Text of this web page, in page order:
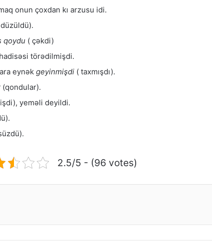
onun çoxdan kı arzusu idi.
qoydu ( çəkdi)
törədilmişdi.
eynək geyinmişdi ( taxmışdı).
(qondular).
yeməli deyildi.
2.5/5 - (96 votes)
Ana dilimiz haqqında məlumat